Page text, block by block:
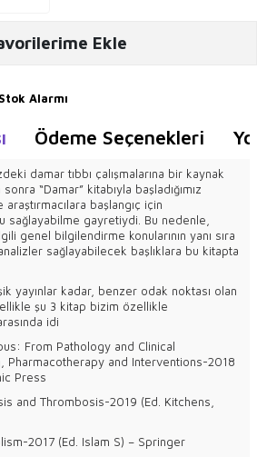
Ekle
Stok Alarmı
Ödeme Seçenekleri
damar tıbbı çalışmalarına bir kaynak
“Damar” kitabıyla başladığımız
başlangıç için
sağlayabilme gayretiydi. Bu nedenle,
genel bilgilendirme konularının yanı sıra
sağlayabilecek başlıklara bu kitapta
yayınlar kadar, benzer odak noktası olan
şu 3 kitap bizim özellikle
idi
From Pathology and Clinical
Pharmacotherapy and Interventions-2018
Press
and Thrombosis-2019 (Ed. Kitchens,
2017 (Ed. Islam S) – Springer